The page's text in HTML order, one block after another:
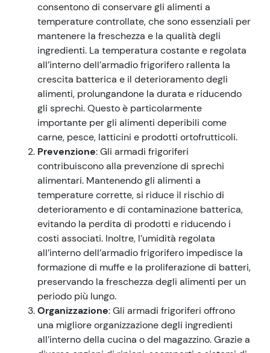
consentono di conservare gli alimenti a
temperature controllate, che sono essenziali per
mantenere la freschezza e la qualità degli
ingredienti. La temperatura costante e regolata
all’interno dell’armadio frigorifero rallenta la
crescita batterica e il deterioramento degli
alimenti, prolungandone la durata e riducendo
gli sprechi. Questo è particolarmente
importante per gli alimenti deperibili come
carne, pesce, latticini e prodotti ortofrutticoli.
Prevenzione: Gli armadi frigoriferi
contribuiscono alla prevenzione di sprechi
alimentari. Mantenendo gli alimenti a
temperature corrette, si riduce il rischio di
deterioramento e di contaminazione batterica,
evitando la perdita di prodotti e riducendo i
costi associati. Inoltre, l’umidità regolata
all’interno dell’armadio frigorifero impedisce la
formazione di muffe e la proliferazione di batteri,
preservando la freschezza degli alimenti per un
periodo più lungo.
Organizzazione: Gli armadi frigoriferi offrono
una migliore organizzazione degli ingredienti
all’interno della cucina o del magazzino. Grazie a